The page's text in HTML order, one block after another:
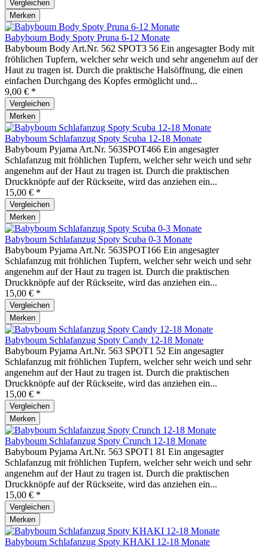
Vergleichen
Merken
Babyboum Body Spoty Pruna 6-12 Monate
Babyboum Body Art.Nr. 562 SPOT3 56 Ein angesagter Body mit
fröhlichen Tupfern, welcher sehr weich und sehr angenehm auf der
Haut zu tragen ist. Durch die praktische Halsöffnung, die einen
einfachen Durchgang des Kopfes ermöglicht und...
9,00 € *
Vergleichen
Merken
Babyboum Schlafanzug Spoty Scuba 12-18 Monate
Babyboum Pyjama Art.Nr. 563SPOT466 Ein angesagter
Schlafanzug mit fröhlichen Tupfern, welcher sehr weich und sehr
angenehm auf der Haut zu tragen ist. Durch die praktischen
Druckknöpfe auf der Rückseite, wird das anziehen ein...
15,00 € *
Vergleichen
Merken
Babyboum Schlafanzug Spoty Scuba 0-3 Monate
Babyboum Pyjama Art.Nr. 563SPOT166 Ein angesagter
Schlafanzug mit fröhlichen Tupfern, welcher sehr weich und sehr
angenehm auf der Haut zu tragen ist. Durch die praktischen
Druckknöpfe auf der Rückseite, wird das anziehen ein...
15,00 € *
Vergleichen
Merken
Babyboum Schlafanzug Spoty Candy 12-18 Monate
Babyboum Pyjama Art.Nr. 563 SPOT1 52 Ein angesagter
Schlafanzug mit fröhlichen Tupfern, welcher sehr weich und sehr
angenehm auf der Haut zu tragen ist. Durch die praktischen
Druckknöpfe auf der Rückseite, wird das anziehen ein...
15,00 € *
Vergleichen
Merken
Babyboum Schlafanzug Spoty Crunch 12-18 Monate
Babyboum Pyjama Art.Nr. 563 SPOT1 81 Ein angesagter
Schlafanzug mit fröhlichen Tupfern, welcher sehr weich und sehr
angenehm auf der Haut zu tragen ist. Durch die praktischen
Druckknöpfe auf der Rückseite, wird das anziehen ein...
15,00 € *
Vergleichen
Merken
Babyboum Schlafanzug Spoty KHAKI 12-18 Monate